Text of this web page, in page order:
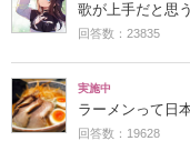
歌が上手だと思
回答数：23835
実施中
ラーメンって日
回答数：19628